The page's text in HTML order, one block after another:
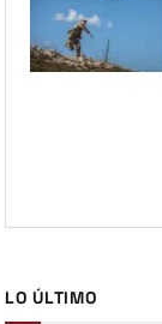
LO ÚLTIMO